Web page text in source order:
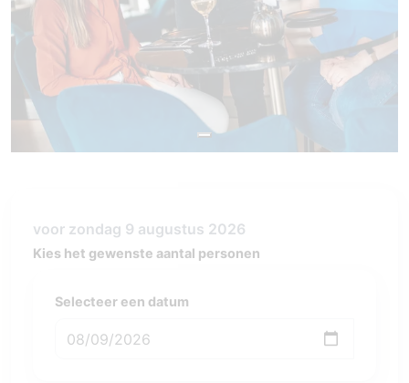
voor zondag 9 augustus 2026
Kies het gewenste aantal personen
Selecteer een datum